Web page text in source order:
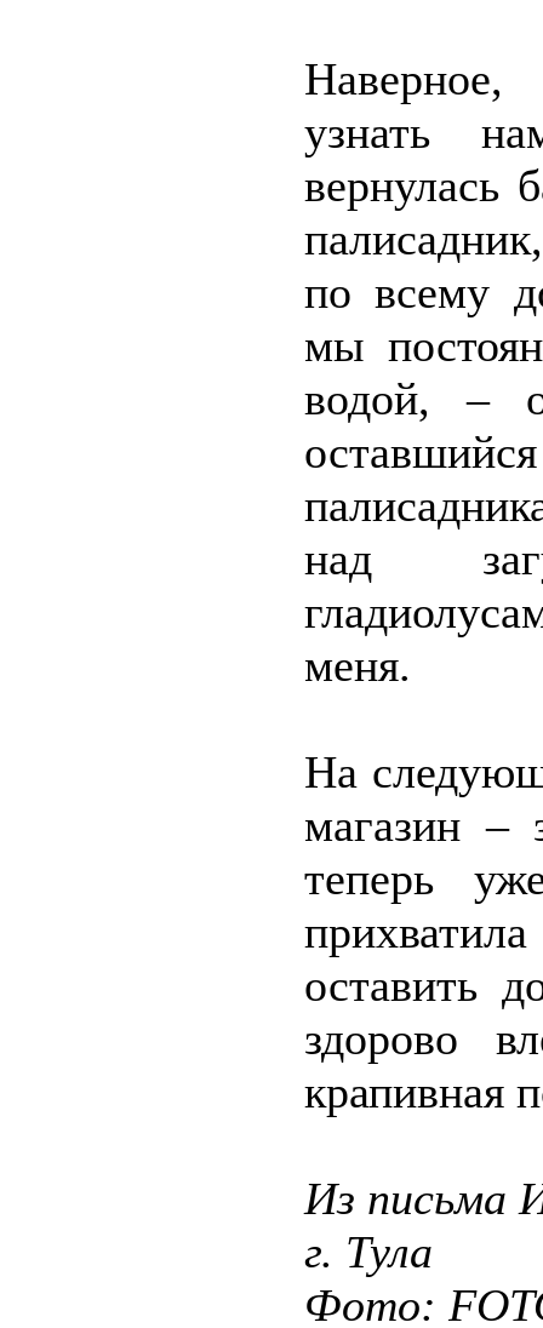
узнать
вернулась
по всему
мы
водой, –
над
меня.
На
магазин –
теперь
оставить
здорово
крапивная
Из письма
г. Тула
Фото: